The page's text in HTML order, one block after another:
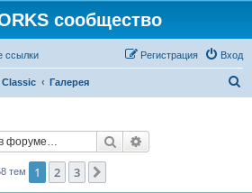
сообщество
ссылки Вход
Регистрация
Галерея
Поиск
тем 1 2 3